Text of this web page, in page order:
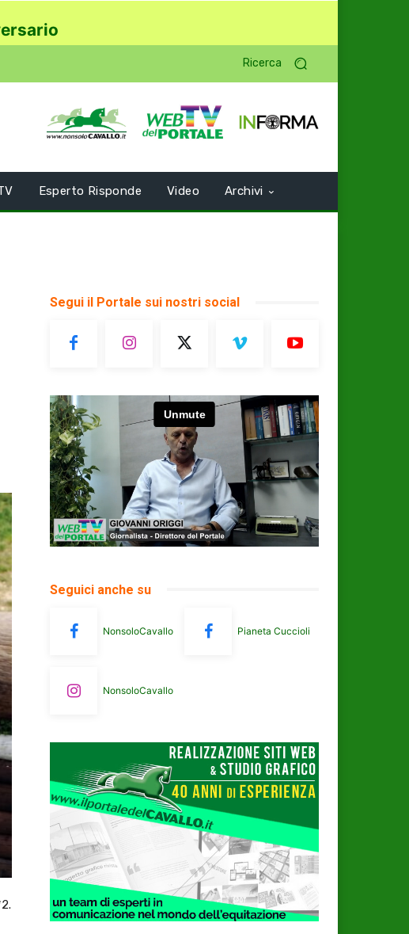
Ricerca
Esperto Risponde Video Archivi
Segui il Portale sui nostri social
Seguici anche su
NonsoloCavallo Pianeta Cuccioli
NonsoloCavallo